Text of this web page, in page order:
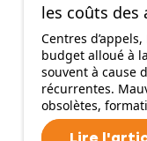
les coûts des
Centres
budget alloué à
souvent à cause
récurrentes.
obsolètes,